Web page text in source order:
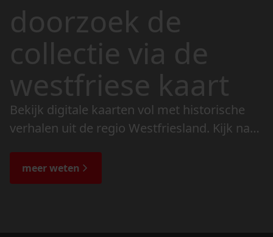
doorzoek de
collectie via de
westfriese kaart
Bekijk digitale kaarten vol met historische
verhalen uit de regio Westfriesland. Kijk naar
de bijzondere verhalen.
meer weten